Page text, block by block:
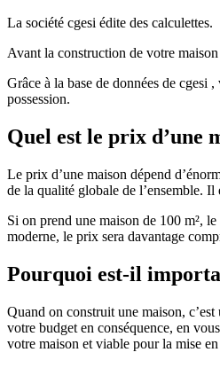
La société cgesi édite des calculettes.
Avant la construction de votre
Grâce à la base de données de
possession.
Quel est le prix d’une
Le prix d’une maison dépend
de la qualité globale de l’ensemble.
Si on prend une maison de 100 m²,
moderne, le prix sera davantage
Pourquoi est-il
Quand on construit une maison,
votre budget en conséquence, en
votre maison et viable pour la mise